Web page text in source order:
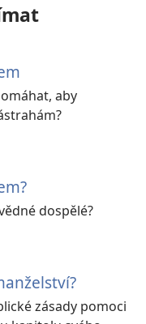
aby
dospělé?
zásady pomoci